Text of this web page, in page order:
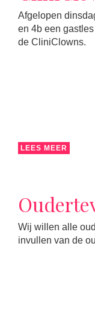
Afgelopen
en 4b een
de CliniClowns.
LEES MEER
Wij willen alle
invullen van de